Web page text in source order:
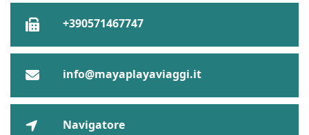
+390571467747
info@mayaplayaviaggi.it
Navigatore